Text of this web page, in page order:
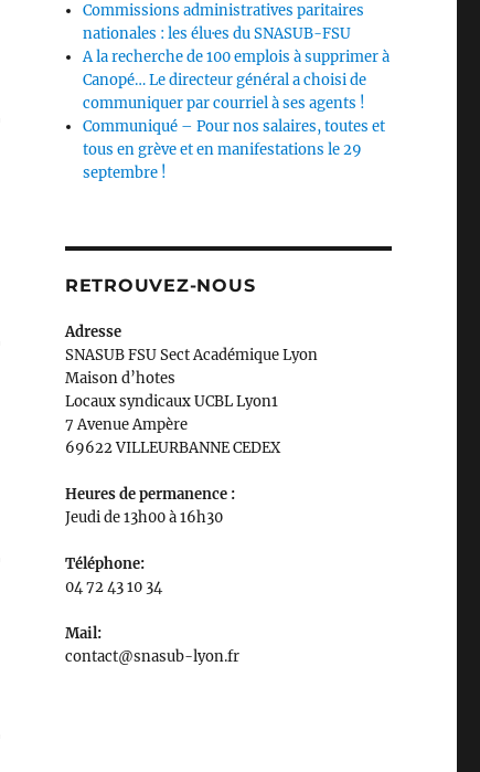
Commissions administratives paritaires
nationales : les élu·es du SNASUB-FSU
A la recherche de 100 emplois à supprimer à
Canopé… Le directeur général a choisi de
communiquer par courriel à ses agents !
Communiqué – Pour nos salaires, toutes et
tous en grève et en manifestations le 29
septembre !
RETROUVEZ-NOUS
Adresse
SNASUB FSU Sect Académique Lyon
Maisond’hotes
Locaux syndicaux UCBL Lyon1
7 Avenue Ampère
69622 VILLEURBANNE CEDEX
Heures de permanence :
Jeudi de 13h00 à 16h30
Téléphone:
04 72 43 10 34
Mail:
contact@snasub-lyon.fr